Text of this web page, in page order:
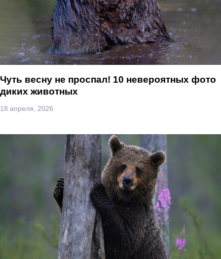
Чуть весну не проспал! 10 невероятных фото
диких животных
18 апреля, 2026